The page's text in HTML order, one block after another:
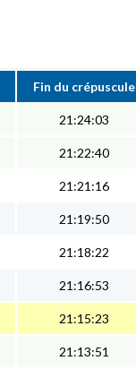
Fin du crépuscule
21:24:03
21:22:40
21:21:16
21:19:50
21:18:22
21:16:53
21:15:23
21:13:51